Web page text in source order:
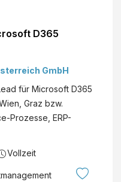
D365
GmbH
für Microsoft D365
Graz bzw.
Prozesse, ERP-
Vollzeit